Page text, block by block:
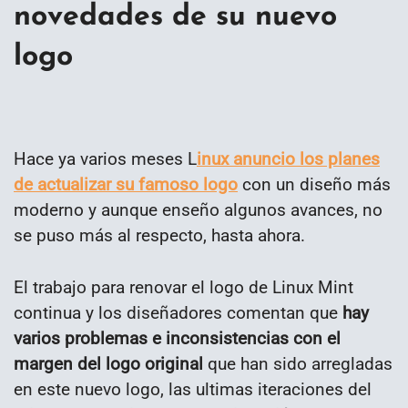
novedades de su nuevo
logo
Hace ya varios meses Linux anuncio los planes
de actualizar su famoso logo con un diseño más
moderno y aunque enseño algunos avances, no
se puso más al respecto, hasta ahora.
El trabajo para renovar el logo de Linux Mint
continua y los diseñadores comentan que hay
varios problemas e inconsistencias con el
margen del logo original que han sido arregladas
en este nuevo logo, las ultimas iteraciones del